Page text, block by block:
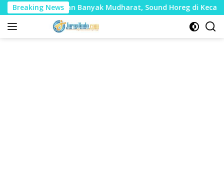
Langsung
ke
konten
Breaking News
Timbulkan Banyak Mudharat, Sound Horeg di Kecamatan